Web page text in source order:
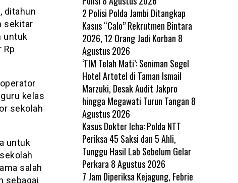
ditahun
sekitar
untuk
Rp
kelas
sekolah
untuk
salah
sebagai
2 Polisi Polda Jambi Ditangkap
Kasus “Calo” Rekrutmen Bintara
2026, 12 Orang Jadi Korban 8
Agustus 2026
‘TIM Telah Mati’: Seniman Segel
Hotel Artotel di Taman Ismail
Marzuki, Desak Audit Jakpro
hingga Megawati Turun Tangan 8
Agustus 2026
Kasus Dokter Icha: Polda NTT
Periksa 45 Saksi dan 5 Ahli,
Tunggu Hasil Lab Sebelum Gelar
Perkara 8 Agustus 2026
7 Jam Diperiksa Kejagung, Febrie